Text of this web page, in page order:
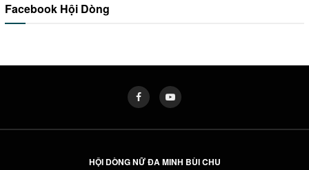
Facebook Hội Dòng
HỘI DÒNG NỮ ĐA MINH BÙI CHU